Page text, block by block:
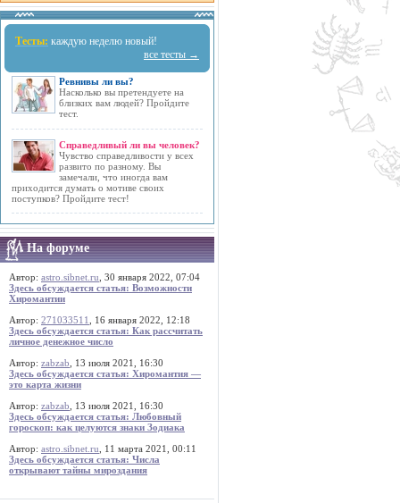
Тесты: каждую неделю новый!
все тесты →
Ревнивы ли вы?
Насколько вы претендуете на
близких вам людей? Пройдите
тест.
Справедливый ли вы человек?
Чувство справедливости у всех
развито по разному. Вы
замечали, что иногда вам
приходится думать о мотиве своих
поступков? Пройдите тест!
На форуме
Автор: astro.sibnet.ru , 30 января 2022, 07:04
Здесь обсуждается статья: Возможности
Хиромантии
Автор: 271033511
, 16 января 2022, 12:18
Здесь обсуждается статья: Как рассчитать
личное денежное число
Автор: zabzab , 13 июля 2021, 16:30
Здесь обсуждается статья: Хиромантия —
это карта жизни
Автор: zabzab , 13 июля 2021, 16:30
Здесь обсуждается статья: Любовный
гороскоп: как целуются знаки Зодиака
Автор: astro.sibnet.ru , 11 марта 2021, 00:11
Здесь обсуждается статья: Числа
открывают тайны мироздания